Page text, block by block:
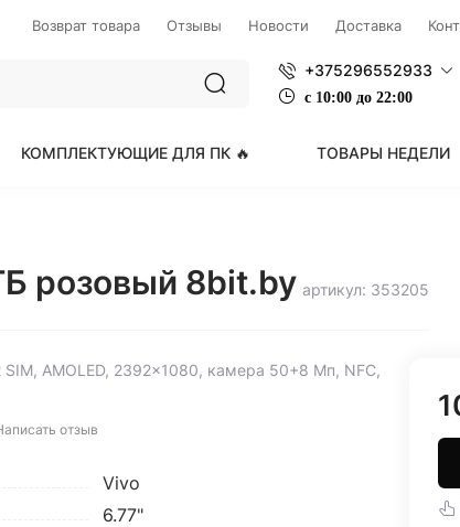
Возврат товара Отзывы Новости Доставка
+375296552933
с 1 0:00 до 22:00
КОМПЛЕКТУЮЩИЕ ДЛЯ ПК 🔥 ТОВАРЫ НЕДЕЛИ
розовый 8bit.by артикул: 353205
AMOLED, 2392x1080, камера 50+8 Мп, NFC,
отзыв
Vivo
6.77"